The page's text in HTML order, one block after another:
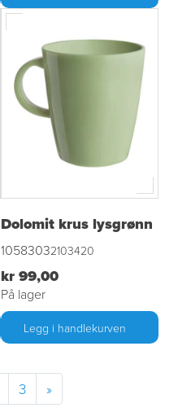
Dolomit krus lysgrønn
10583032103420
kr 99,00
På lager
Legg i handlekurven
3 »